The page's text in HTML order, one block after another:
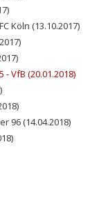
Köln (13.10.2017)
- VfB (20.01.2018)
96 (14.04.2018)